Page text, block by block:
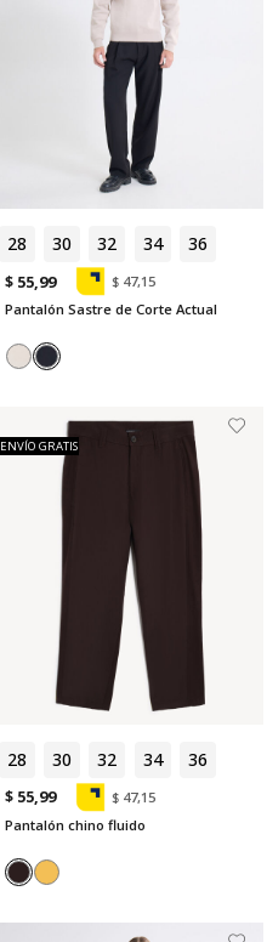
28 30 32 34 36
$ 55,99
$ 47,15
Pantalón Sastre de Corte Actual
28 30 32 34 36
ENVÍO GRATIS
$ 55,99
$ 47,15
Pantalón chino fluido